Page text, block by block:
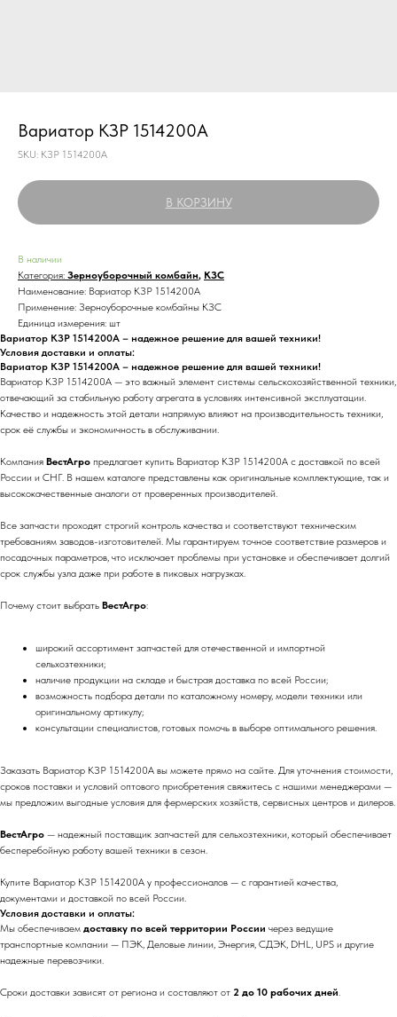
Вариатор КЗР 1514200А
SKU: КЗР 1514200А
В КОРЗИНУ
В наличии
Категория: Зерноуборочный комбайн, КЗС
Наименование: Вариатор КЗР 1514200А
Применение: Зерноуборочные комбайны КЗС
Единица измерения: шт
Вариатор КЗР 1514200А – надежное решение для вашей техники!
Условия доставки и оплаты:
Вариатор КЗР 1514200А – надежное решение для вашей техники!
Вариатор КЗР 1514200А — это важный элемент системы сельскохозяйственной техники,
отвечающий за стабильную работу агрегата в условиях интенсивной эксплуатации.
Качество и надежность этой детали напрямую влияют на производительность техники,
срок её службы и экономичность в обслуживании.
Компания ВестАгро предлагает купить Вариатор КЗР 1514200А с доставкой по всей
России и СНГ. В нашем каталоге представлены как оригинальные комплектующие, так и
высококачественные аналоги от проверенных производителей.
Все запчасти проходят строгий контроль качества и соответствуют техническим
требованиям заводов-изготовителей. Мы гарантируем точное соответствие размеров и
посадочных параметров, что исключает проблемы при установке и обеспечивает долгий
срок службы узла даже при работе в пиковых нагрузках.
Почему стоит выбрать ВестАгро:
широкий ассортимент запчастей для отечественной и импортной
сельхозтехники;
наличие продукции на складе и быстрая доставка по всей России;
возможность подбора детали по каталожному номеру, модели техники или
оригинальному артикулу;
консультации специалистов, готовых помочь в выборе оптимального решения.
Заказать Вариатор КЗР 1514200А вы можете прямо на сайте. Для уточнения стоимости,
сроков поставки и условий оптового приобретения свяжитесь с нашими менеджерами —
мы предложим выгодные условия для фермерских хозяйств, сервисных центров и дилеров.
ВестАгро — надежный поставщик запчастей для сельхозтехники, который обеспечивает
бесперебойную работу вашей техники в сезон.
Купите Вариатор КЗР 1514200А у профессионалов — с гарантией качества,
документами и доставкой по всей России.
Условия доставки и оплаты:
Мы обеспечиваем доставку по всей территории России через ведущие
транспортные компании — ПЭК, Деловые линии, Энергия, СДЭК, DHL, UPS и другие
надежные перевозчики.
Сроки доставки зависят от региона и составляют от 2 до 10 рабочих дней.